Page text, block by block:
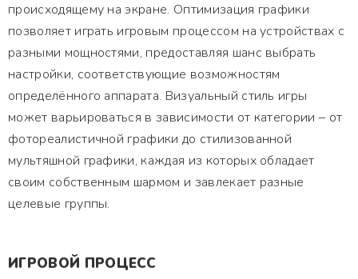
происходящему на экране. Оптимизация графики
позволяет играть игровым процессом на устройствах с
разными мощностями, предоставляя шанс выбрать
настройки, соответствующие возможностям
определённого аппарата. Визуальный стиль игры
может варьироваться в зависимости от категории – от
фотореалистичной графики до стилизованной
мультяшной графики, каждая из которых обладает
своим собственным шармом и завлекает разные
целевые группы.
ИГРОВОЙ ПРОЦЕСС